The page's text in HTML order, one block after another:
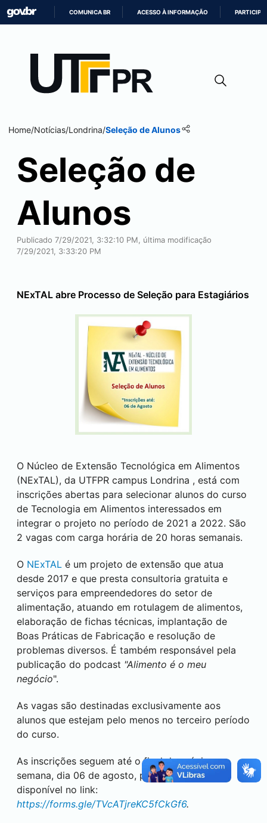
CONTEÚDO
COMUNICA BR ACESSO À INFORMAÇÃO PARTICIPE
Home/Notícias/Londrina/Seleção de Alunos
Seleção de
Alunos
Publicado 7/29/2021, 3:32:10 PM, última modificação
7/29/2021, 3:33:20 PM
NExTAL abre Processo de Seleção para Estagiários
O Núcleo de Extensão Tecnológica em Alimentos
(NExTAL), da UTFPR campus Londrina , está com
inscrições abertas para selecionar alunos do curso
de Tecnologia em Alimentos interessados em
integrar o projeto no período de 2021 a 2022. São
2 vagas com carga horária de 20 horas semanais.
O NExTAL é um projeto de extensão que atua
desde 2017 e que presta consultoria gratuita e
serviços para empreendedores do setor de
alimentação, atuando em rotulagem de alimentos,
elaboração de fichas técnicas, implantação de
Boas Práticas de Fabricação e resolução de
problemas diversos. É também responsável pela
publicação do podcast "Alimento é o meu
negócio".
As vagas são destinadas exclusivamente aos
alunos que estejam pelo menos no terceiro período
do curso.
As inscrições seguem até o final da próxima
semana, dia 06 de agosto, pelo formulário
disponível no link:
https://forms.gle/TVcATjreKC5fCkGf6.